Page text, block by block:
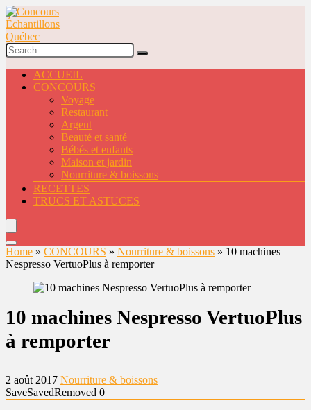
ACCUEIL
CONCOURS
Voyage
Restaurant
Argent
Beauté et santé
Bébés et enfants
Maison et jardin
Nourriture & boissons
RECETTES
TRUCS ET ASTUCES
Home » CONCOURS » Nourriture & boissons » 10 machines
Nespresso VertuoPlus à remporter
10 machines Nespresso VertuoPlus
à remporter
2 août 2017 Nourriture & boissons
SaveSavedRemoved 0